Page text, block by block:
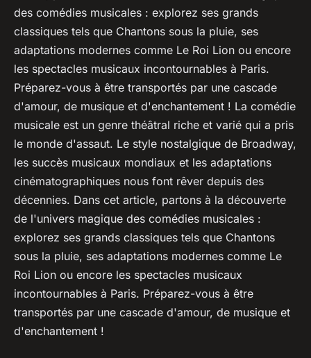
sébastien•10 avril 2023•3 min de lecture
des comédies musicales : explorez ses grands
classiques tels que Chantons sous la pluie, ses
adaptations modernes comme Le Roi Lion ou encore
les spectacles musicaux incontournables à Paris.
Préparez-vous à être transportés par une cascade
d'amour, de musique et d'enchantement ! La comédie
musicale est un genre théâtral riche et varié qui a pris
le monde d'assaut. Le style nostalgique de Broadway,
les succès musicaux mondiaux et les adaptations
cinématographiques nous font rêver depuis des
décennies. Dans cet article, partons à la découverte
de l'univers magique des comédies musicales :
explorez ses grands classiques tels que Chantons
sous la pluie, ses adaptations modernes comme Le
Roi Lion ou encore les spectacles musicaux
incontournables à Paris. Préparez-vous à être
transportés par une cascade d'amour, de musique et
d'enchantement !